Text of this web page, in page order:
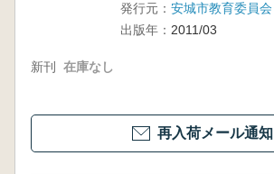
発行元： 安城市教育委員会
出版年： 2011/03
新刊 在庫なし
再入荷メール通知